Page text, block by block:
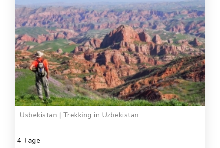
Usbekistan | Trekking in Uzbekistan
4 Tage